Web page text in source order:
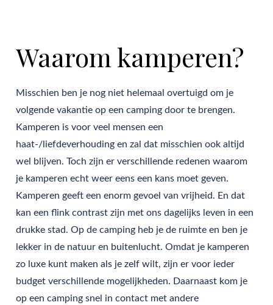
Waarom kamperen?
Misschien ben je nog niet helemaal overtuigd om je
volgende vakantie op een camping door te brengen.
Kamperen is voor veel mensen een
haat-/liefdeverhouding en zal dat misschien ook altijd
wel blijven. Toch zijn er verschillende redenen waarom
je kamperen echt weer eens een kans moet geven.
Kamperen geeft een enorm gevoel van vrijheid. En dat
kan een flink contrast zijn met ons dagelijks leven in een
drukke stad. Op de camping heb je de ruimte en ben je
lekker in de natuur en buitenlucht. Omdat je kamperen
zo luxe kunt maken als je zelf wilt, zijn er voor ieder
budget verschillende mogelijkheden. Daarnaast kom je
op een camping snel in contact met andere